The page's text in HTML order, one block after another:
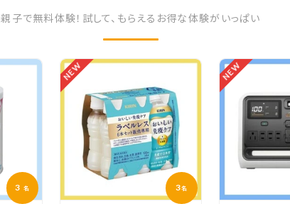
親子で無料体験！試して、もらえるお得な体験がいっぱい
3 名
NEW
3名
NEW